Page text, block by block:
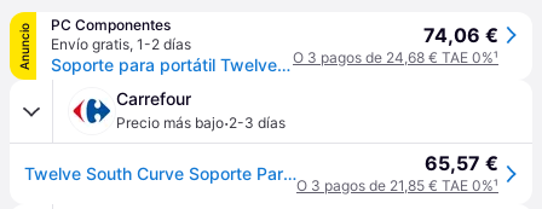
Anuncio
PC Componentes
Envío gratis, 1-2 días
Soporte para portátil Twelve South Curve negro diseño ergonómico 263x222x149 mm
74,06 €
O 3 pagos de 24,68 € TAE 0%¹
Carrefour
Precio más bajo·2-3 días
Twelve South Curve Soporte Para Ordenador Portátil Blanco 65,57 €
O 3 pagos de 21,85 € TAE 0%¹